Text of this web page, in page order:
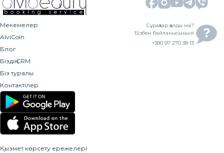
Мекемелер
AlviCoin
Блог
Біздің CRM
Біз туралы
Контактілер
Сұрақтар қалды ма?
Бізбен байланысыңыз!
+380 97 270 38 13
Қызмет көрсету ережелері